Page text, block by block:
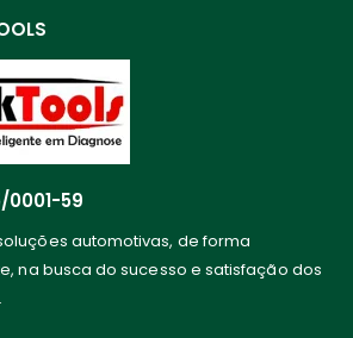
0001-59
automotivas, de forma
na busca do sucesso e satisfação dos